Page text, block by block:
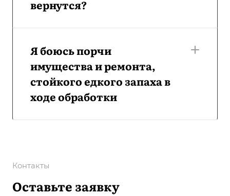
вернутся?
Я боюсь порчи
имущества и ремонта,
стойкого едкого запаха в
ходе обработки
Контакты
Оставьте заявку